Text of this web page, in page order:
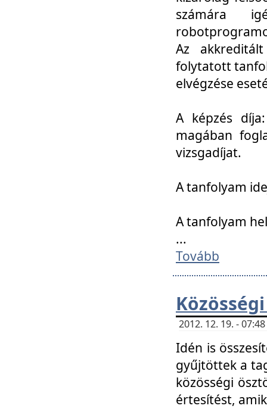
számára
Az
folytatott
elvégzése
A képzés
magában
vizsgadíjat.
A tanfolyam
A tanfolyam
...
Tovább
2012. 12. 19. -
Idén is
gyűjtöttek a
közösségi
értesítést,